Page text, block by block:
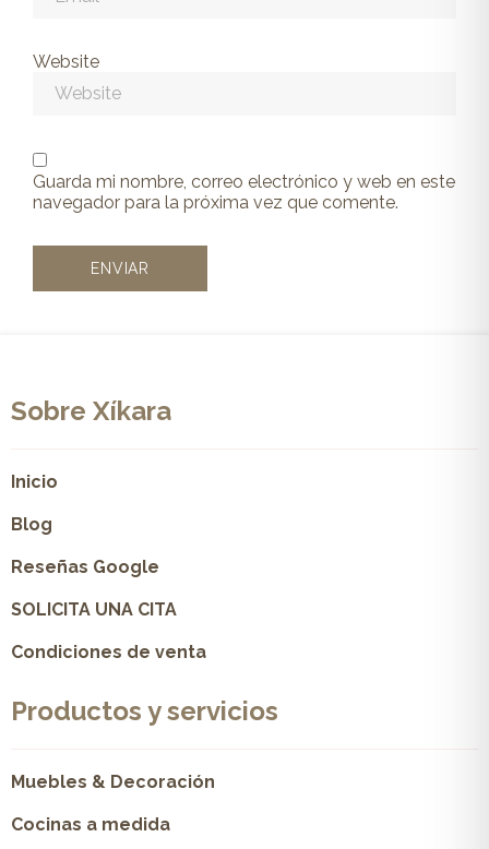
Website
Guarda mi nombre, correo electrónico y web en este
navegador para la próxima vez que comente.
Sobre Xíkara
Inicio
Blog
Reseñas Google
SOLICITA UNA CITA
Condiciones de venta
Productos y servicios
Muebles & Decoración
Cocinas a medida